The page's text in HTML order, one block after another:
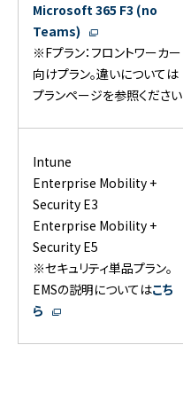
Microsoft 365 F3 (no
Teams)
※Fプラン：フロントワーカー
向けプラン。違いについては
プランページを参照ください
Intune
Enterprise Mobility +
Security E3
Enterprise Mobility +
Security E5
※セキュリティ単品プラン。
EMSの説明についてはこち
ら